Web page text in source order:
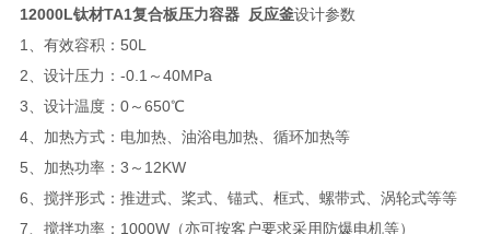
12000L钛材TA1复合板压力容器 反应釜设计参数
1、有效容积：50L
2、设计压力：-0.1～40MPa
3、设计温度：0～650℃
4、加热方式：电加热、油浴电加热、循环加热等
5、加热功率：3～12KW
6、搅拌形式：推进式、桨式、锚式、框式、螺带式、涡轮式等等
7、搅拌功率：1000W（亦可按客户要求采用防爆电机等）